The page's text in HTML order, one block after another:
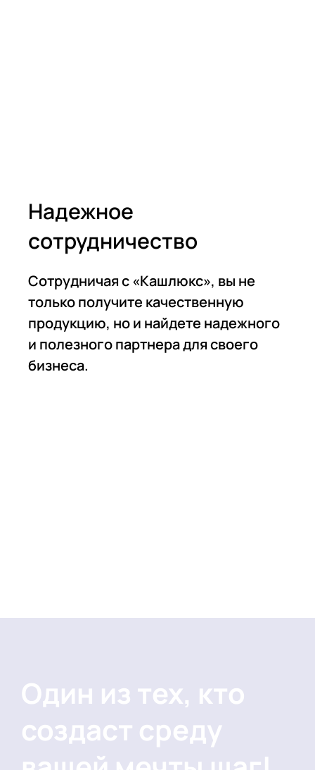
Надежное
сотрудничество
Сотрудничая с «Кашлюкс», вы не
только получите качественную
продукцию, но и найдете надежного
и полезного партнера для своего
бизнеса.
Один из тех, кто
создаст среду